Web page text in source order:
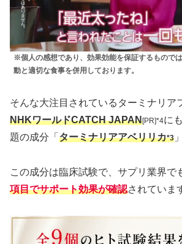
※個人の感想であり、効果効能を保証するもので
動と適切な食事を併用しております。
そんな大注目されているターミナリア
NHKワールドCATCH JAPAN[PR]*4に
題の成分「 ターミナリアアベリリカ*3
この成分は臨床試験で、サプリ業界で
項目でサポート効果が確認されていま